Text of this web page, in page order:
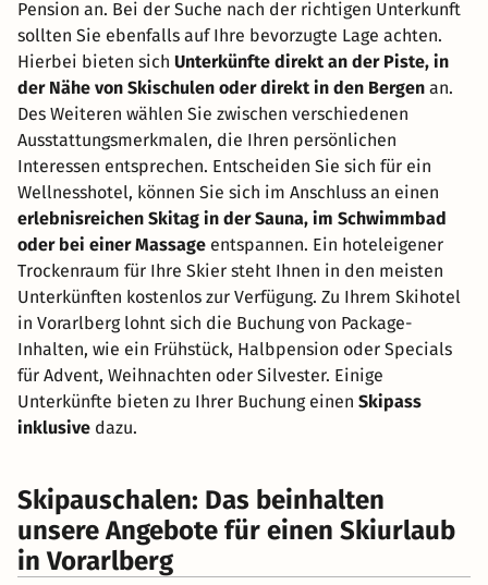
Pension an. Bei der Suche nach der richtigen Unterkunft
sollten Sie ebenfalls auf Ihre bevorzugte Lage achten.
Hierbei bieten sich Unterkünfte direkt an der Piste, in
der Nähe von Skischulen oder direkt in den Bergen an.
Des Weiteren wählen Sie zwischen verschiedenen
Ausstattungsmerkmalen, die Ihren persönlichen
Interessen entsprechen. Entscheiden Sie sich für ein
Wellnesshotel, können Sie sich im Anschluss an einen
erlebnisreichen Skitag in der Sauna, im Schwimmbad
oder bei einer Massage entspannen. Ein hoteleigener
Trockenraum für Ihre Skier steht Ihnen in den meisten
Unterkünften kostenlos zur Verfügung. Zu Ihrem Skihotel
in Vorarlberg lohnt sich die Buchung von Package-
Inhalten, wie ein Frühstück, Halbpension oder Specials
für Advent, Weihnachten oder Silvester. Einige
Unterkünfte bieten zu Ihrer Buchung einen Skipass
inklusive dazu.
Skipauschalen: Das beinhalten
unsere Angebote für einen Skiurlaub
in Vorarlberg